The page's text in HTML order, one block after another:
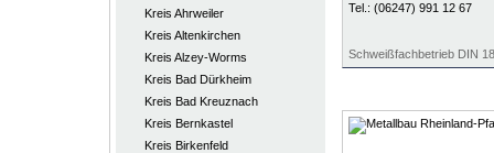
Kreis Ahrweiler
Kreis Altenkirchen
Kreis Alzey-Worms
Kreis Bad Dürkheim
Kreis Bad Kreuznach
Kreis Bernkastel
Kreis Birkenfeld
Tel.: (06247) 991 12 67
Schweißfachbetrieb DIN